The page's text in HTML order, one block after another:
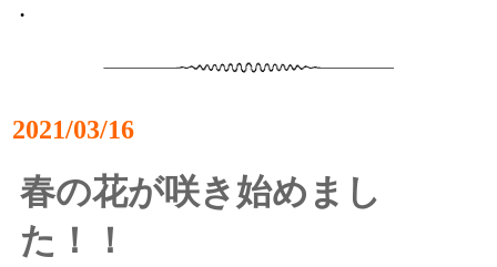
•
2021/03/16
春の花が咲き始めまし
た！！